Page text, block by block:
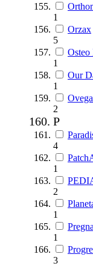
1
Orzax
5
1
Our
1
2
P
4
1
2
1
1
3